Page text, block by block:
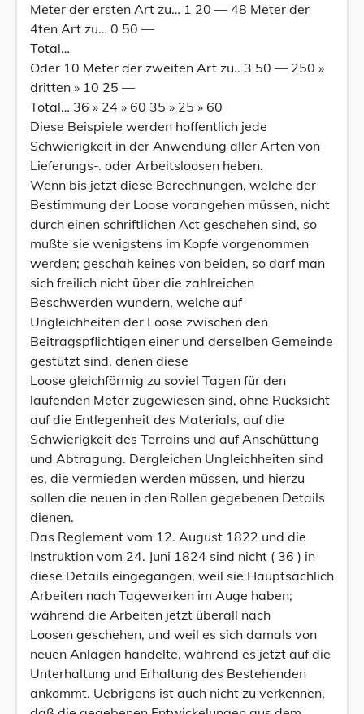
Meter der ersten Art zu… 1 20 — 48 Meter der
4ten Art zu… 0 50 —
Total…
Oder 10 Meter der zweiten Art zu.. 3 50 — 250 »
dritten » 10 25 —
Total… 36 » 24 » 60 35 » 25 » 60
Diese Beispiele werden hoffentlich jede
Schwierigkeit in der Anwendung aller Arten von
Lieferungs-. oder Arbeitsloosen heben.
Wenn bis jetzt diese Berechnungen, welche der
Bestimmung der Loose vorangehen müssen, nicht
durch einen schriftlichen Act geschehen sind, so
mußte sie wenigstens im Kopfe vorgenommen
werden; geschah keines von beiden, so darf man
sich freilich nicht über die zahlreichen
Beschwerden wundern, welche auf
Ungleichheiten der Loose zwischen den
Beitragspflichtigen einer und derselben Gemeinde
gestützt sind, denen diese
Loose gleichförmig zu soviel Tagen für den
laufenden Meter zugewiesen sind, ohne Rücksicht
auf die Entlegenheit des Materials, auf die
Schwierigkeit des Terrains und auf Anschüttung
und Abtragung. Dergleichen Ungleichheiten sind
es, die vermieden werden müssen, und hierzu
sollen die neuen in den Rollen gegebenen Details
dienen.
Das Reglement vom 12. August 1822 und die
Instruktion vom 24. Juni 1824 sind nicht ( 36 ) in
diese Details eingegangen, weil sie Hauptsächlich
Arbeiten nach Tagewerken im Auge haben;
während die Arbeiten jetzt überall nach
Loosen geschehen, und weil es sich damals von
neuen Anlagen handelte, während es jetzt auf die
Unterhaltung und Erhaltung des Bestehenden
ankommt. Uebrigens ist auch nicht zu verkennen,